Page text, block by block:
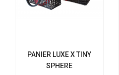
PANIER LUXE X TINY
SPHERE